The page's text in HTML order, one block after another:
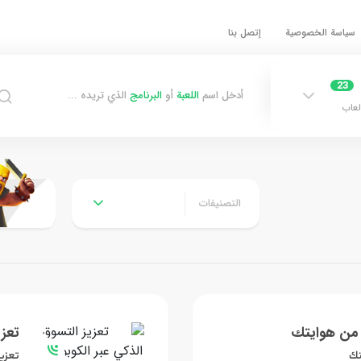
سياسة الخصوصية إتصل بنا
23
أدخل اسم اللعبة أو البرنامج الذي تريده ...
التصنيفات
هوايتك